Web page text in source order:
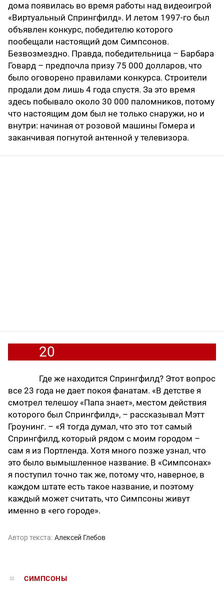
дома появилась во время работы над видеоигрой
«Виртуальный Спрингфилд». И летом 1997-го был
объявлен конкурс, победителю которого
пообещали настоящий дом Симпсонов.
Безвозмездно. Правда, победительница – Барбара
Говард – предпочла призу 75 000 долларов, что
было оговорено правилами конкурса. Строители
продали дом лишь 4 года спустя. За это время
здесь побывало около 30 000 паломников, потому
что настоящим дом был не только снаружи, но и
внутри: начиная от розовой машины Гомера и
заканчивая погнутой антенной у телевизора.
20
Где же находится Спрингфилд? Этот вопрос
все 23 года не дает покоя фанатам. «В детстве я
смотрел телешоу «Папа знает», местом действия
которого был Спрингфилд», – рассказывал Мэтт
Гроунинг. – «Я тогда думал, что это тот самый
Спрингфилд, который рядом с моим городом –
сам я из Портленда. Хотя много позже узнал, что
это было вымышленное название. В «Симпсонах»
я поступил точно так же, потому что, наверное, в
каждом штате есть такое название, и поэтому
каждый может считать, что Симпсоны живут
именно в «его городе».
Автор текста: Алексей Глебов
СИМПСОНЫ